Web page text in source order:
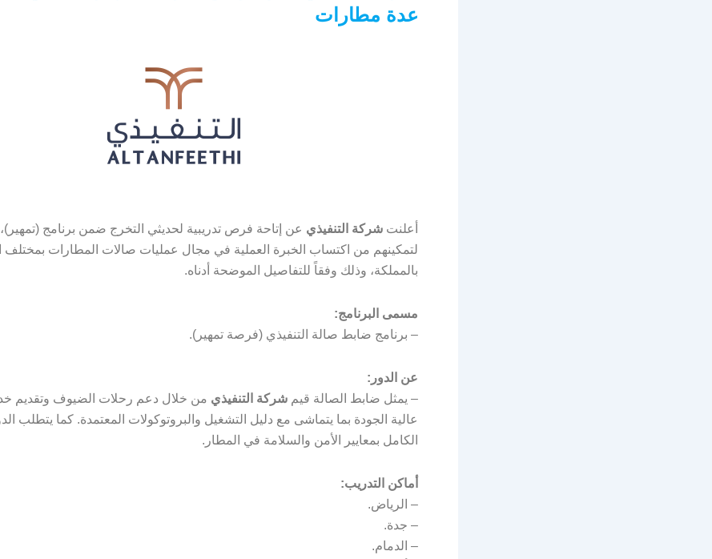
عدة مطارات
أعلنت شركة التنفيذي عن إتاحة فرص تدريبية لحديثي التخرج ضمن برنامج
لتمكينهم من اكتساب الخبرة العملية في مجال عمليات صالات المطارات بمختلف
بالمملكة، وذلك وفقاً للتفاصيل الموضحة أدناه.
مسمى البرنامج:
– برنامج ضابط صالة التنفيذي (فرصة تمهير).
عن الدور:
– يمثل ضابط الصالة قيم شركة التنفيذي من خلال دعم رحلات الضيوف وتقديم
عالية الجودة بما يتماشى مع دليل التشغيل والبروتوكولات المعتمدة. كما يتطلب
الكامل بمعايير الأمن والسلامة في المطار.
أماكن التدريب:
– الرياض.
– جدة.
– الدمام.